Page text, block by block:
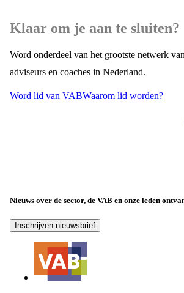
Klaar om je aan te sluiten?
Word onderdeel van het grootste netwerk
adviseurs en coaches in Nederland.
Word lid van VABWaarom lid worden?
Nieuws over de sector, de VAB en onze leden
Inschrijven nieuwsbrief